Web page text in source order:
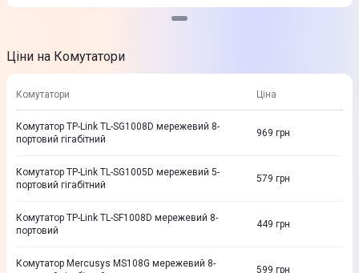
Ціни на Комутатори
Комутатори Ціна
Комутатор TP-Link TL-SG1008D мережевий 8-
портовий гігабітний
969 грн
Комутатор TP-Link TL-SG1005D мережевий 5-
портовий гігабітний
579 грн
Комутатор TP-Link TL-SF1008D мережевий 8-
портовий
449 грн
Комутатор Mercusys MS108G мережевий 8-
599 грн